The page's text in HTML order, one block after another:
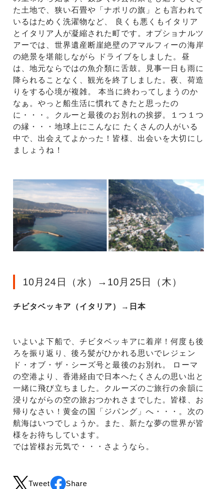
た土地で、狭い石畳や「ナポリの旗」とも言われて
いるはためく洗濯物など、 良くも悪くもイタリア
とイタリア人が凝縮された町です。オプショナルツ
アーでは、世界遺産断崖絶壁のアマルフィーの海岸
の絶景を堪能しながら ドライブをしました。昼
は、地元ならではの魚介類に舌鼓。見事一日も雨に
降られることなく、観光を終了しました。夜、荷造
りをする心境が複雑。 本当に終わってしまうのか
なぁ。やっと船生活に慣れてきたと思ったの
に・・・。クルーと最後のお別れの挨拶。１つ１つ
の縁・・・地球上にこんなに たくさんの人がいる
中で、出会えてよかった！皆様、出会いを大切にし
ましょうね！
10月24日（水）→10月25日（木）
チビタベッキア（イタリア）→日本
いよいよ下船で、チビタベッキアに着岸！何度も後
ろを振り返り、後ろ髪がひかれる思いでレジェン
ド・オブ・ザ・シーズ号と最後のお別れ。 ローマ
の空港より、香港経由で日本へたくさんの思い出と
一緒に飛び立ちました。クルーズのご旅行の余韻に
浸りながらの空の旅おつかれさまでした。皆様、お
帰りなさい！黄金の国「ジパング」へ・・・。次の
航海はいつでしょうか。また、新たな夢の世界が皆
様をお待ちしています。
では皆様お元気で・・・さようなら。
Tweet Share